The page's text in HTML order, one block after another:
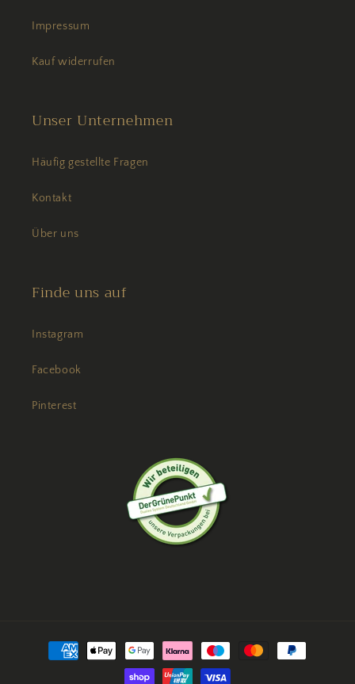
Impressum
Kauf widerrufen
Unser Unternehmen
Häufig gestellte Fragen
Kontakt
Über uns
Finde uns auf
Instagram
Facebook
Pinterest
Zahlungsmethoden